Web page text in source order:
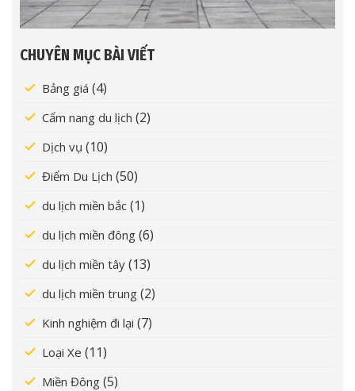
CHUYÊN MỤC BÀI VIẾT
Bảng giá (4)
Cẩm nang du lịch (2)
Dịch vụ (10)
Điểm Du Lịch (50)
du lịch miền bắc (1)
du lịch miền đông (6)
du lịch miền tây (13)
du lịch miền trung (2)
Kinh nghiệm đi lại (7)
Loại Xe (11)
Miền Đông (5)